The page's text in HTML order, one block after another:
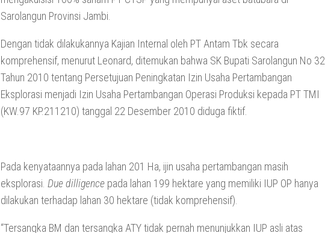
Sarolangun Provinsi Jambi.
Dengan tidak dilakukannya Kajian Internal oleh PT Antam Tbk secara
komprehensif, menurut Leonard, ditemukan bahwa SK Bupati Sarolangun No 32
Tahun 2010 tentang Persetujuan Peningkatan Izin Usaha Pertambangan
Eksplorasi menjadi Izin Usaha Pertambangan Operasi Produksi kepada PT TMI
(KW.97 KP.211210) tanggal 22 Desember 2010 diduga fiktif.
Pada kenyataannya pada lahan 201 Ha, ijin usaha pertambangan masih
eksplorasi. Due dilligence pada lahan 199 hektare yang memiliki IUP OP hanya
dilakukan terhadap lahan 30 hektare (tidak komprehensif).
“Tersangka BM dan tersangka ATY tidak pernah menunjukkan IUP asli atas